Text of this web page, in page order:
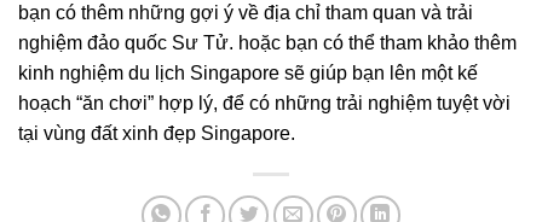
bạn có thêm những gợi ý về địa chỉ tham quan và trải
nghiệm đảo quốc Sư Tử. hoặc bạn có thể tham khảo thêm
kinh nghiệm du lịch Singapore sẽ giúp bạn lên một kế
hoạch “ăn chơi” hợp lý, để có những trải nghiệm tuyệt vời
tại vùng đất xinh đẹp Singapore.